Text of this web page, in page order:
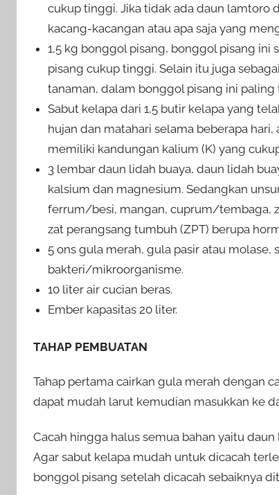
cukup tinggi. Jika tidak ada daun lamtoro
kacang-kacangan atau apa saja yang
1,5 kg bonggol pisang, bonggol pisang ini
pisang cukup tinggi. Selain itu juga
tanaman, dalam bonggol pisang ini
Sabut kelapa dari 1,5 butir kelapa yang
hujan dan matahari selama beberapa
memiliki kandungan kalium (K) yang
3 lembar daun lidah buaya, daun lidah
kalsium dan magnesium. Sedangkan
ferrum/besi, mangan, cuprum/tembaga,
zat perangsang tumbuh (ZPT) berupa
5 ons gula merah, gula pasir atau
bakteri/mikroorganisme.
10 liter air cucian beras.
Ember kapasitas 20 liter.
TAHAP PEMBUATAN
Tahap pertama cairkan gula merah dengan
dapat mudah larut kemudian masukkan ke
Cacah hingga halus semua bahan yaitu
Agar sabut kelapa mudah untuk dicacah
bonggol pisang setelah dicacah sebaiknya